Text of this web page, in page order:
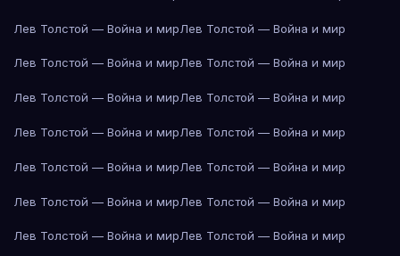
Лев Толстой — Война и мирЛев Толстой — Война и мир
Лев Толстой — Война и мирЛев Толстой — Война и мир
Лев Толстой — Война и мирЛев Толстой — Война и мир
Лев Толстой — Война и мирЛев Толстой — Война и мир
Лев Толстой — Война и мирЛев Толстой — Война и мир
Лев Толстой — Война и мирЛев Толстой — Война и мир
Лев Толстой — Война и мирЛев Толстой — Война и мир